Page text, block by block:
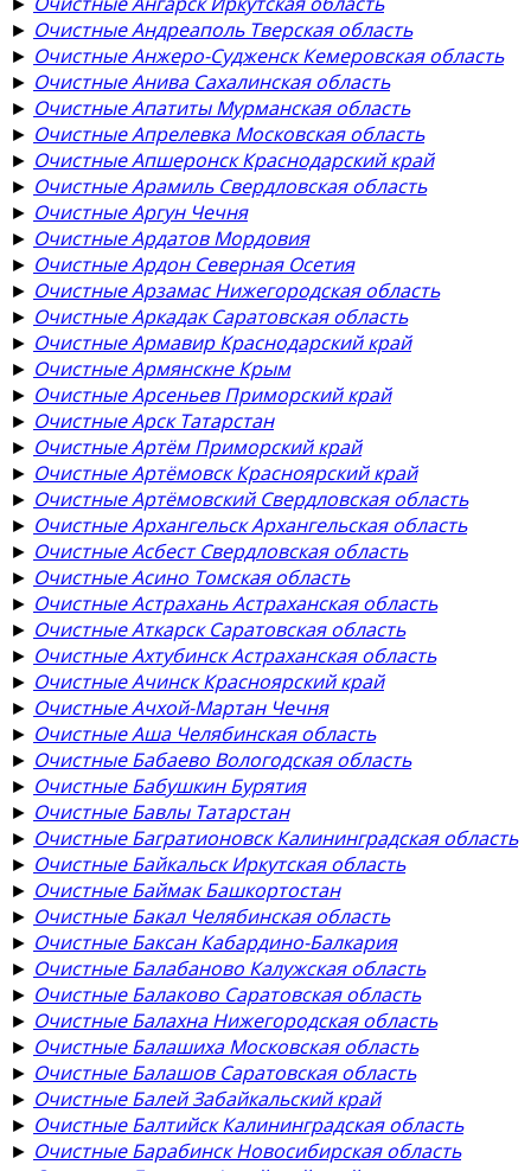
► Очистные Андреаполь Тверская область
► Очистные Анжеро-Судженск Кемеровская область
► Очистные Анива Сахалинская область
► Очистные Апатиты Мурманская область
► Очистные Апрелевка Московская область
► Очистные Апшеронск Краснодарский край
► Очистные Арамиль Свердловская область
► Очистные Аргун Чечня
► Очистные Ардатов Мордовия
► Очистные Ардон Северная Осетия
► Очистные Арзамас Нижегородская область
► Очистные Аркадак Саратовская область
► Очистные Армавир Краснодарский край
► Очистные Армянскне Крым
► Очистные Арсеньев Приморский край
► Очистные Арск Татарстан
► Очистные Артём Приморский край
► Очистные Артёмовск Красноярский край
► Очистные Артёмовский Свердловская область
► Очистные Архангельск Архангельская область
► Очистные Асбест Свердловская область
► Очистные Асино Томская область
► Очистные Астрахань Астраханская область
► Очистные Аткарск Саратовская область
► Очистные Ахтубинск Астраханская область
► Очистные Ачинск Красноярский край
► Очистные Ачхой-Мартан Чечня
► Очистные Аша Челябинская область
► Очистные Бабаево Вологодская область
► Очистные Бабушкин Бурятия
► Очистные Бавлы Татарстан
► Очистные Багратионовск Калининградская область
► Очистные Байкальск Иркутская область
► Очистные Баймак Башкортостан
► Очистные Бакал Челябинская область
► Очистные Баксан Кабардино-Балкария
► Очистные Балабаново Калужская область
► Очистные Балаково Саратовская область
► Очистные Балахна Нижегородская область
► Очистные Балашиха Московская область
► Очистные Балашов Саратовская область
► Очистные Балей Забайкальский край
► Очистные Балтийск Калининградская область
► Очистные Барабинск Новосибирская область